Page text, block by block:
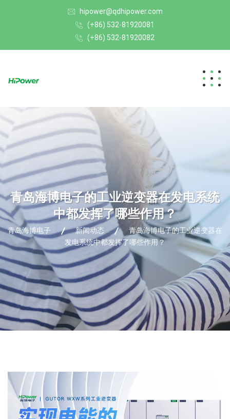
hipower@qdhipower.com
(+86) 532-81920081
(+86) 532-81920082
青岛海博电子的工业逆变器在发电系统
中都发挥了哪些作用？
青岛海博电子 新闻动态
青岛海博电子的工业逆变器在
发电系统中都发挥了哪些作用？